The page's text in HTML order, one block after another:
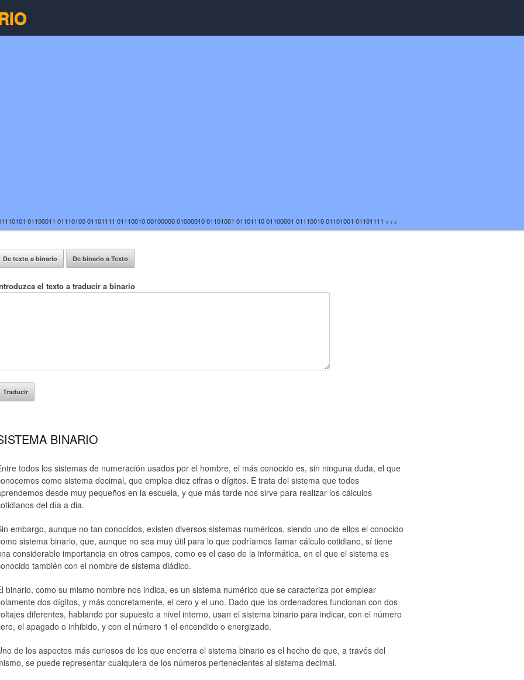
01100011 01110100 01101111 01110010 00100000 01000010 01101001 01101110 01100001 01110010 01101001 01101111 <<<
De texto a binario De binario a Texto
el texto a traducir a binario
BINARIO
todos los sistemas de numeración usados por el hombre, el más conocido es, sin ninguna duda, el que
como sistema decimal, que emplea diez cifras o dígitos. E trata del sistema que todos
desde muy pequeños en la escuela, y que más tarde nos sirve para realizar los cálculos
del día a dia.
embargo, aunque no tan conocidos, existen diversos sistemas numéricos, siendo uno de ellos el conocido
sistema binario, que, aunque no sea muy útil para lo que podríamos llamar cálculo cotidiano, sí tiene
considerable importancia en otros campos, como es el caso de la informática, en el que el sistema es
también con el nombre de sistema diádico.
binario, como su mismo nombre nos indica, es un sistema numérico que se caracteriza por emplear
dos dígitos, y más concretamente, el cero y el uno. Dado que los ordenadores funcionan con dos
diferentes, hablando por supuesto a nivel interno, usan el sistema binario para indicar, con el número
el apagado o inhibido, y con el número 1 el encendido o energizado.
de los aspectos más curiosos de los que encierra el sistema binario es el hecho de que, a través del
se puede representar cualquiera de los números pertenecientes al sistema decimal.